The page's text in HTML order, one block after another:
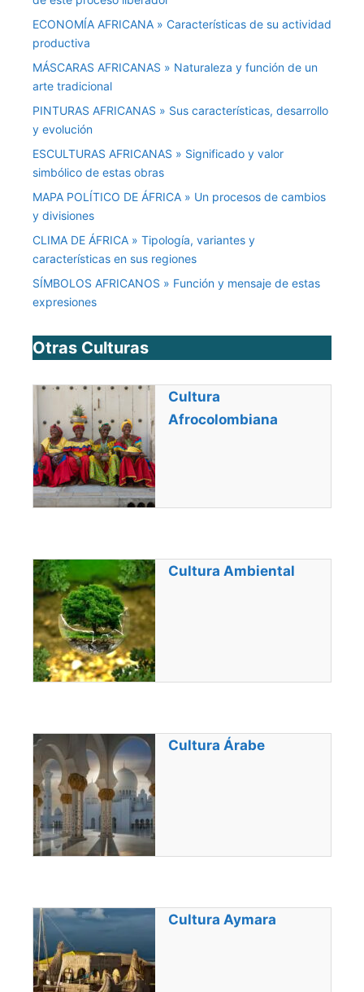
ECONOMÍA AFRICANA » Características de su actividad
productiva
MÁSCARAS AFRICANAS » Naturaleza y función de un
arte tradicional
PINTURAS AFRICANAS » Sus características, desarrollo
y evolución
ESCULTURAS AFRICANAS » Significado y valor
simbólico de estas obras
MAPA POLÍTICO DE ÁFRICA » Un procesos de cambios
y divisiones
CLIMA DE ÁFRICA » Tipología, variantes y
características en sus regiones
SÍMBOLOS AFRICANOS » Función y mensaje de estas
expresiones
Otras Culturas
Cultura
Afrocolombiana
Cultura Ambiental
Cultura Árabe
Cultura Aymara